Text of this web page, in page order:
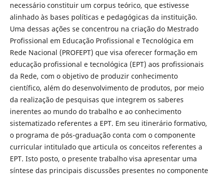
necessário constituir um corpus teórico, que estivesse
alinhado às bases políticas e pedagógicas da instituição.
Uma dessas ações se concentrou na criação do Mestrado
Profissional em Educação Profissional e Tecnológica em
Rede Nacional (PROFEPT) que visa oferecer formação em
educação profissional e tecnológica (EPT) aos profissionais
da Rede, com o objetivo de produzir conhecimento
científico, além do desenvolvimento de produtos, por meio
da realização de pesquisas que integrem os saberes
inerentes ao mundo do trabalho e ao conhecimento
sistematizado referentes a EPT. Em seu itinerário formativo,
o programa de pós-graduação conta com o componente
curricular intitulado que articula os conceitos referentes a
EPT. Isto posto, o presente trabalho visa apresentar uma
síntese das principais discussões presentes no componente